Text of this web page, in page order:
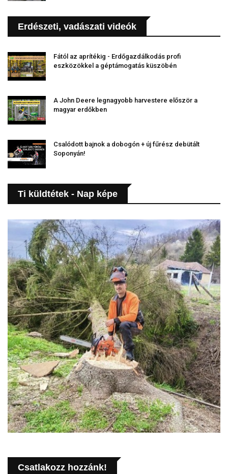
Erdészeti, vadászati videók
Fától az aprítékig - Erdőgazdálkodás profi
eszközökkel a géptámogatás küszöbén
A John Deere legnagyobb harvestere először a
magyar erdőkben
Csalódott bajnok a dobogón + új fűrész debütált
Soponyán!
Ti küldtétek - Nap képe
Csatlakozz hozzánk!